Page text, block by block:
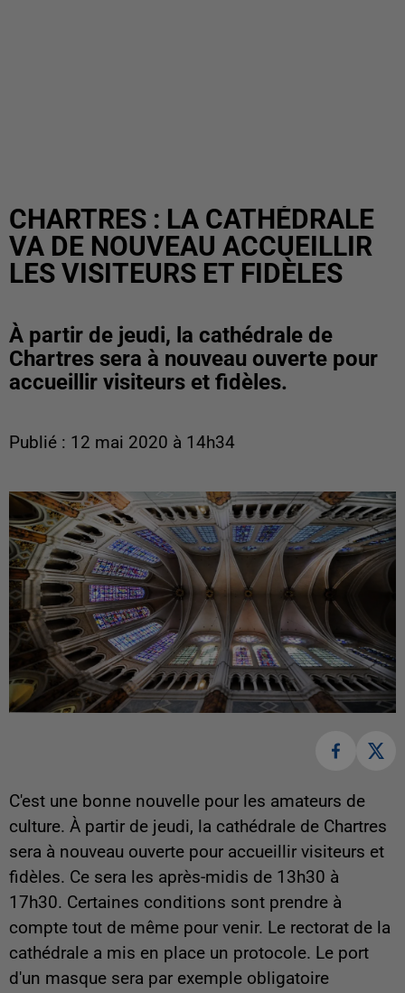
CHARTRES : LA CATHÉDRALE
VA DE NOUVEAU ACCUEILLIR
LES VISITEURS ET FIDÈLES
À partir de jeudi, la cathédrale de
Chartres sera à nouveau ouverte pour
accueillir visiteurs et fidèles.
Publié : 12 mai 2020 à 14h34
C'est une bonne nouvelle pour les amateurs de
culture. À partir de jeudi, la cathédrale de Chartres
sera à nouveau ouverte pour accueillir visiteurs et
fidèles. Ce sera les après-midis de 13h30 à
17h30. Certaines conditions sont prendre à
compte tout de même pour venir. Le rectorat de la
cathédrale a mis en place un protocole. Le port
d'un masque sera par exemple obligatoire